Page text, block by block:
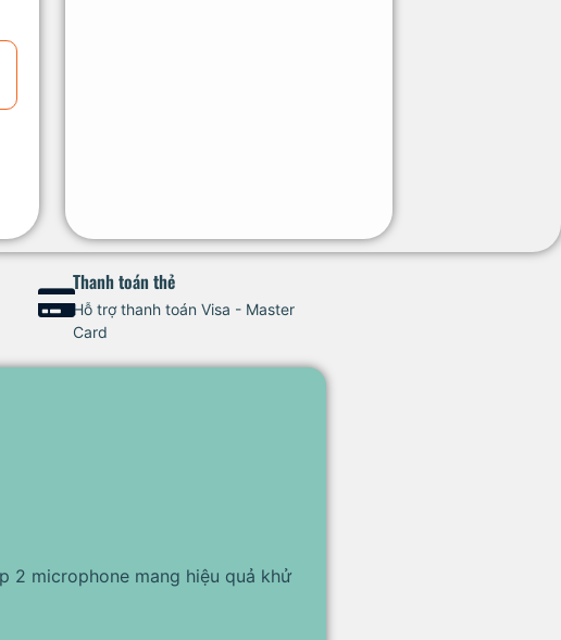
Thanh toán thẻ
Hỗ trợ thanh toán Visa - Master
Card
2 microphone mang hiệu quả khử